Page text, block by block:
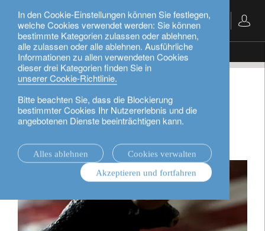
In den Cookie-Einstellungen können Sie festlegen,
welche Cookies verwendet werden: Sie können
bestimmte Kategorien zulassen oder ablehnen,
alle zulassen oder alle ablehnen. Ausführliche
Informationen zu allen verwendeten Cookies
dieser drei Kategorien finden Sie in
unserer Cookie-Richtlinie.
Bitte beachten Sie, dass die Blockierung
bestimmter Cookies Ihr Nutzererlebnis und die
angebotenen Dienste beeinträchtigen kann.
Alles ablehnen
Cookies verwalten
Akzeptieren und fortfahren
Deutsch
Nachrichten. In the news Fin de cycle ?
Fin de cycle ?